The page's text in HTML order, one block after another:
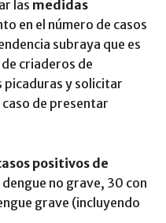
las medidas
en el número de casos
subraya que es
criaderos de
y solicitar
de presentar
positivos de
no grave, 30 con
grave (incluyendo